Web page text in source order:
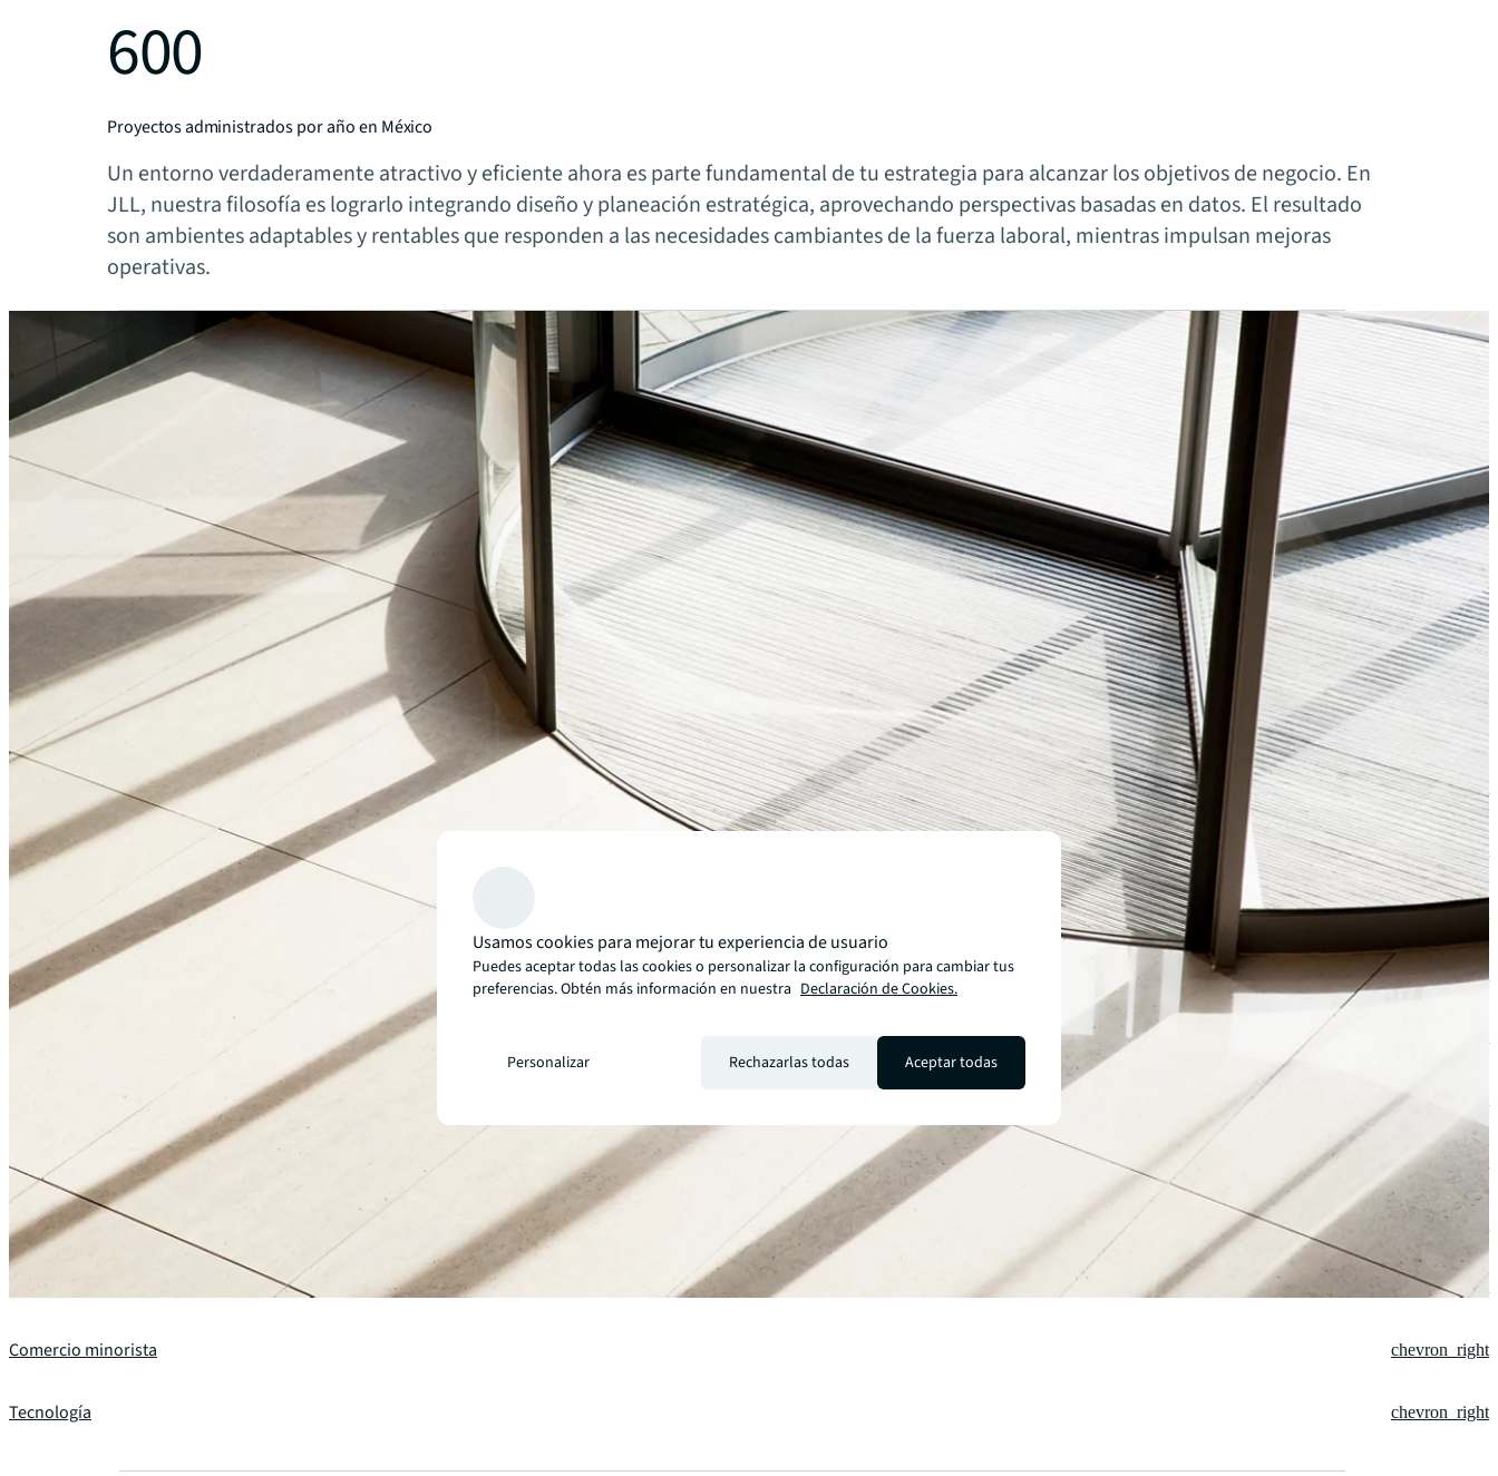
600
Proyectos administrados por año en México
Un entorno verdaderamente atractivo y eficiente ahora es parte fundamental de tu estrategia para alcanzar los objetivos de negocio. En
JLL, nuestra filosofía es lograrlo integrando diseño y planeación estratégica, aprovechando perspectivas basadas en datos. El resultado
son ambientes adaptables y rentables que responden a las necesidades cambiantes de la fuerza laboral, mientras impulsan mejoras
operativas.
Nuestras áreas de especialidad
Centros de datos chevron_right
Educación chevron_right
Futuro de los espacios chevron_right
Salud chevron_right
Industrial y Logística chevron_right
Arrendamiento para inquilinos chevron_right
Manufactura chevron_right
chevron_right
Comercio minorista chevron_right
Tecnología chevron_right
Usamos cookies para mejorar tu experiencia de usuario
Puedes aceptar todas las cookies o personalizar la configuración para cambiar tus
preferencias. Obtén más información en nuestra Declaración de Cookies.
Personalizar Rechazarlas todas Aceptar todas